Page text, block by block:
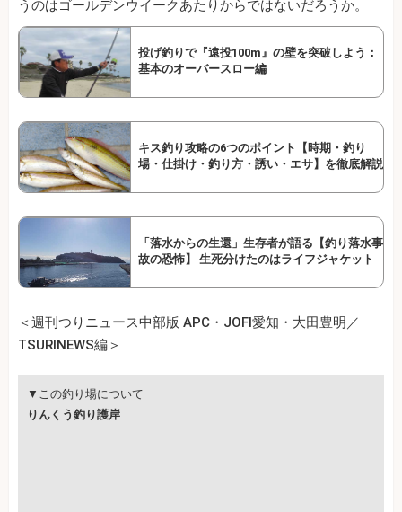
うのはゴールデンウイークあたりからではないだろうか。
投げ釣りで『遠投100m』の壁を突破しよう：
基本のオーバースロー編
キス釣り攻略の6つのポイント【時期・釣り
場・仕掛け・釣り方・誘い・エサ】を徹底解説
「落水からの生還」生存者が語る【釣り落水事
故の恐怖】 生死分けたのはライフジャケット
＜週刊つりニュース中部版 APC・JOFI愛知・大田豊明／
TSURINEWS編＞
▼この釣り場について
りんくう釣り護岸